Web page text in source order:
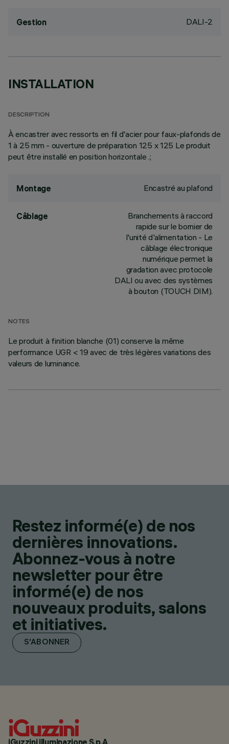
Gestion DALI-2
INSTALLATION
DESCRIPTION
À encastrer avec ressorts en fil d'acier pour faux-plafonds de
1 à 25 mm - ouverture de préparation 125 x 125 Le produit
peut être installé en position horizontale .;
Montage Encastré au plafond
Câblage
Branchements à raccord
rapide sur le bornier de
l'unité d'alimentation - Le
câblage électronique
numérique permet la
gradation avec protocole
DALI ou avec des systèmes
à bouton (TOUCH DIM).
NOTES
Le produit à finition blanche (01) conserve la même
performance UGR < 19 avec de très légères variations des
valeurs de luminance.
Restez informé(e) de nos
dernières innovations.
Abonnez-vous à notre
newsletter pour être
informé(e) de nos
nouveaux produits, salons
et initiatives.
S'ABONNER
iGuzzini illuminazione S.p.A